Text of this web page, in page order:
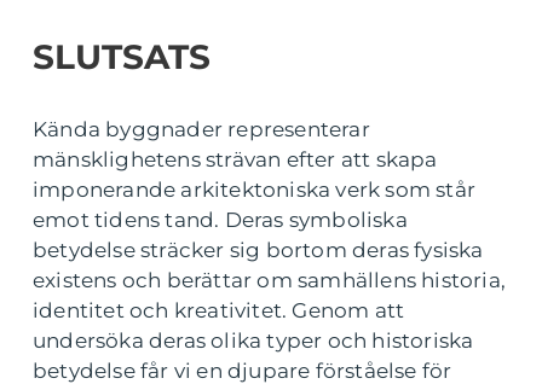
SLUTSATS
Kända byggnader representerar
mänsklighetens strävan efter att skapa
imponerande arkitektoniska verk som står
emot tidens tand. Deras symboliska
betydelse sträcker sig bortom deras fysiska
existens och berättar om samhällens historia,
identitet och kreativitet. Genom att
undersöka deras olika typer och historiska
betydelse får vi en djupare förståelse för